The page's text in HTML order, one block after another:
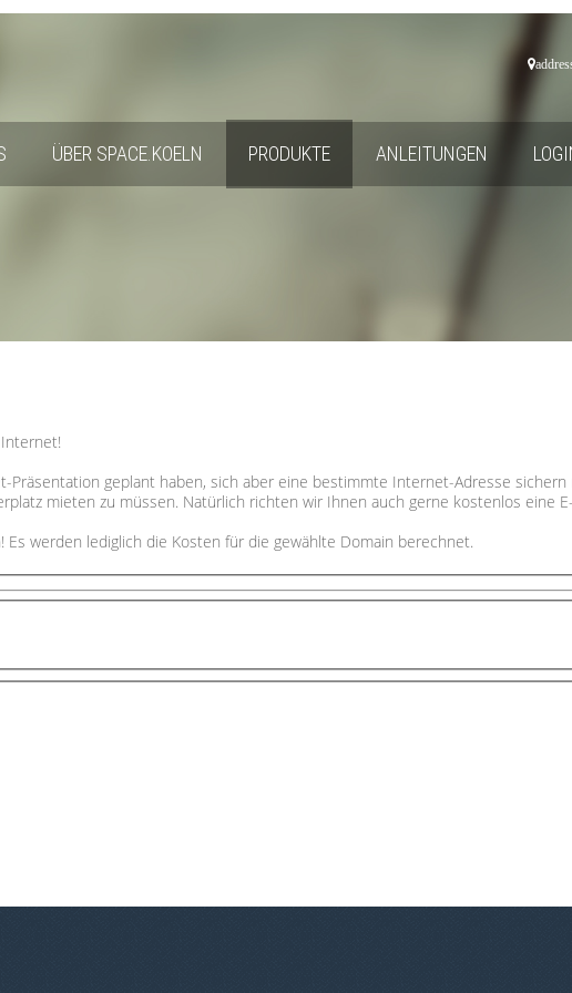
ÜBER SPACE.KOELN PRODUKTE ANLEITUNGEN
geplant haben, sich aber eine bestimmte Internet-Adresse
mieten zu müssen. Natürlich richten wir Ihnen auch gerne kostenlos eine
Es werden lediglich die Kosten für die gewählte Domain berechnet.